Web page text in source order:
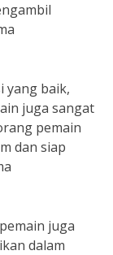
yang baik,
juga sangat
pemain
dan siap
juga
dalam